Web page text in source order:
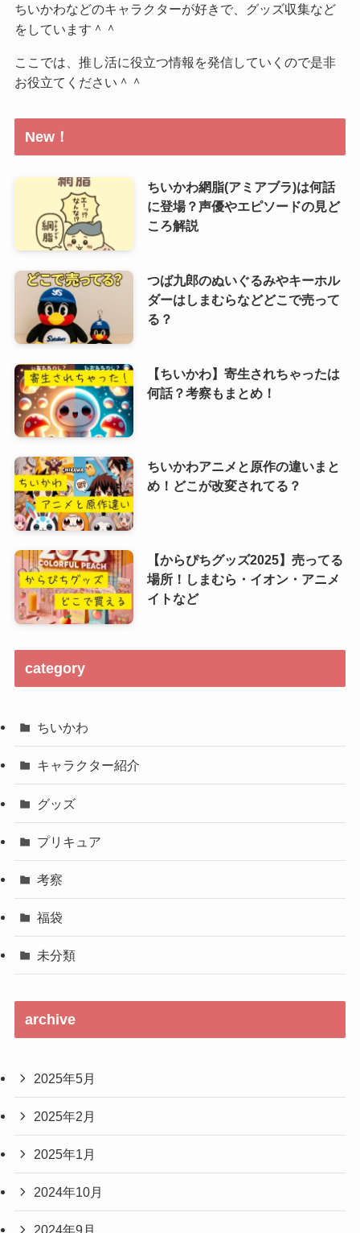
ちいかわなどのキャラクターが好きで、グッズ収集など
をしています＾＾
ここでは、推し活に役立つ情報を発信していくので是非
お役立てください＾＾
New！
ちいかわ網脂(アミアブラ)は何話
に登場？声優やエピソードの見ど
ころ解説
つば九郎のぬいぐるみやキーホル
ダーはしまむらなどどこで売って
る？
【ちいかわ】寄生されちゃったは
何話？考察もまとめ！
ちいかわアニメと原作の違いまと
め！どこが改変されてる？
【からぴちグッズ2025】売ってる
場所！しまむら・イオン・アニメ
イトなど
category
ちいかわ
キャラクター紹介
グッズ
プリキュア
考察
福袋
未分類
archive
2025年5月
2025年2月
2025年1月
2024年10月
2024年9月